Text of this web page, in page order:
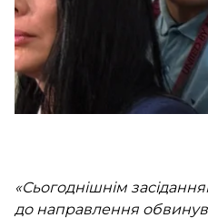
«Сьогоднішнім
до направлення